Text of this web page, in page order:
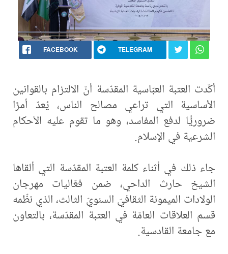
FACEBOOK TELEGRAM
أكّدت العتبة العبّاسية المقدّسة أنّ الالتزام بالقوانين
الأساسية التي تراعي مصالح الناس، يُعدّ أمرًا
ضروريًّا لدفع المفاسد، وهو ما تقوم عليه الأحكام
الشرعية في الإسلام.
جاء ذلك في أثناء كلمة العتبة المقدّسة التي ألقاها
الشيخ حارث الداحي، ضمن فعّاليات مهرجان
الولادات الميمونة الثقافيّ السنويّ الثالث، الذي نظّمه
قسم العلاقات العامّة في العتبة المقدّسة، بالتعاون
مع جامعة القادسية.